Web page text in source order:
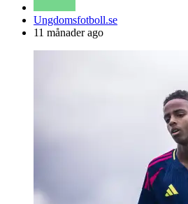
Posted
by
Ungdomsfotboll.se
11 månader ago